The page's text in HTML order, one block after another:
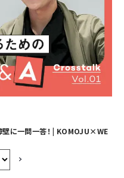
壁に一問一答！ | KOMOJU×WE